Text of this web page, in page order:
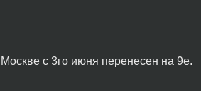
с 3го июня перенесен на 9е.